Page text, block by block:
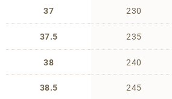
37
37.5
38
38.5
230
235
240
245